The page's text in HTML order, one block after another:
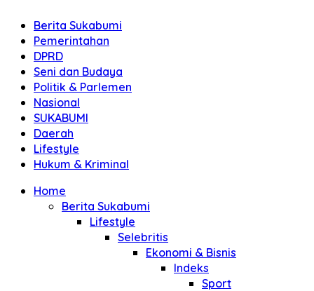
Berita Sukabumi
Pemerintahan
DPRD
Seni dan Budaya
Politik & Parlemen
Nasional
SUKABUMI
Daerah
Lifestyle
Hukum & Kriminal
Home
Berita Sukabumi
Lifestyle
Selebritis
Ekonomi & Bisnis
Indeks
Sport